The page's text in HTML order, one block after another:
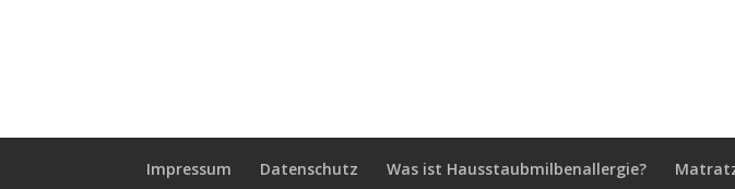
Impressum Datenschutz Was ist Hausstaubmilbenallergie?